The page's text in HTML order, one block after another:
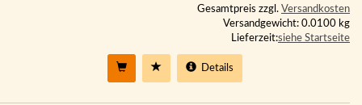
Gesamtpreis zzgl. Versandkosten
Versandgewicht: 0.0100 kg
Lieferzeit:siehe Startseite
Details